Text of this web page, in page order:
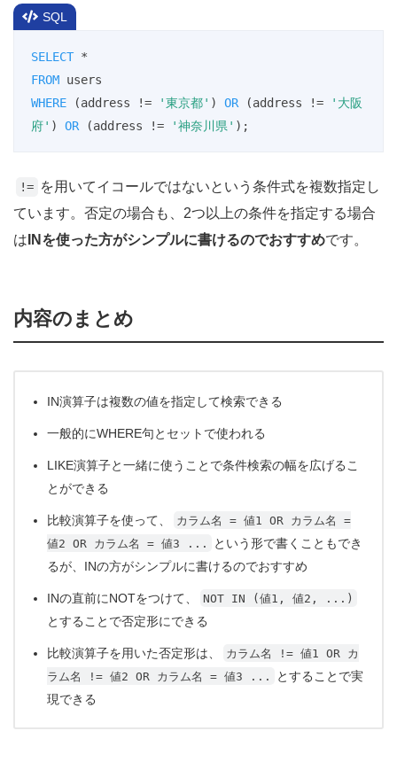
SQL
SELECT *
FROM
WHERE (address != '東京都' ) OR (address !=
'大阪
府' ) OR (address != '神奈川県' );
!= を用いてイコールではないという条件式を複数指定し
ています。否定の場合も、2つ以上の条件を指定する場合
は INを使った方がシンプルに書けるのでおすすめです。
内容のまとめ
IN演算子は複数の値を指定して検索できる
一般的にWHERE句とセットで使われる
LIKE演算子と一緒に使うことで条件検索の幅を広げるこ
とができる
比較演算子を使って、
カラム名 = 値1 OR カラム名 =
値2 OR カラム名 = 値3 ...
という形で書くこともでき
るが、INの方がシンプルに書けるのでおすすめ
INの直前にNOTをつけて、 NOT IN (値1, 値2, ...)
とすることで否定形にできる
比較演算子を用いた否定形は、
カラム名 != 値1 OR カ
ラム名 != 値2 OR カラム名 = 値3 ...
とすることで実
現できる